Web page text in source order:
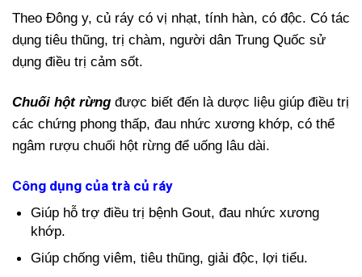
Theo Đông y, củ ráy có vị nhạt, tính hàn, có độc. Có tác
dụng tiêu thũng, trị chàm, người dân Trung Quốc sử
dụng điều trị cảm sốt.
Chuối hột rừng được biết đến là dược liệu giúp điều trị
các chứng phong thấp, đau nhức xương khớp, có thể
ngâm rượu chuối hột rừng để uống lâu dài.
Công dụng của trà củ ráy
Giúp hỗ trợ điều trị bệnh Gout, đau nhức xương
khớp.
Giúp chống viêm, tiêu thũng, giải độc, lợi tiểu.